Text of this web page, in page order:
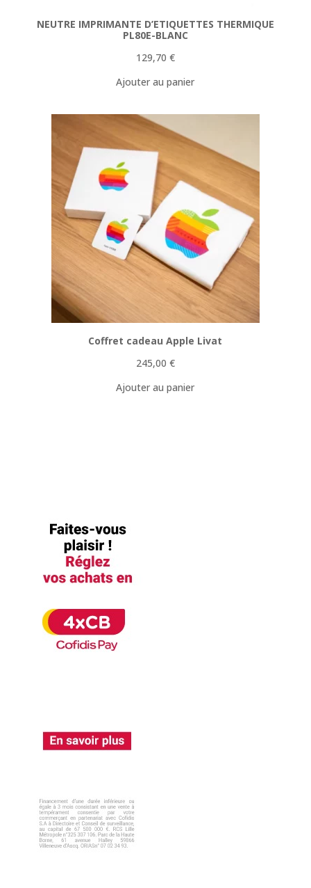
NEUTRE IMPRIMANTE D’ETIQUETTES THERMIQUE
PL80E-BLANC
129,70 €
Ajouter au panier
Coffret cadeau Apple Livat
245,00 €
Ajouter au panier